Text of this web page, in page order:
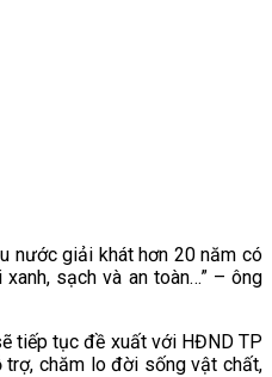
nước giải khát hơn 20 năm có
sạch và an toàn…” – ông
tiếp tục đề xuất với HĐND TP
trợ, chăm lo đời sống vật chất,